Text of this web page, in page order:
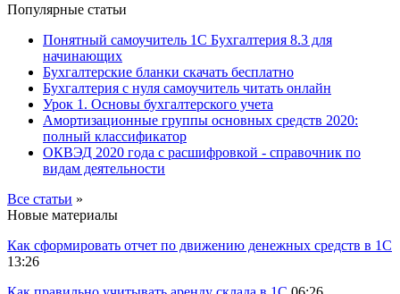
Популярные статьи
Понятный самоучитель 1С Бухгалтерия 8.3 для
начинающих
Бухгалтерские бланки скачать бесплатно
Бухгалтерия с нуля самоучитель читать онлайн
Урок 1. Основы бухгалтерского учета
Амортизационные группы основных средств 2020:
полный классификатор
ОКВЭД 2020 года с расшифровкой - справочник по
видам деятельности
Все статьи »
Новые материалы
Как сформировать отчет по движению денежных средств в 1С
13:26